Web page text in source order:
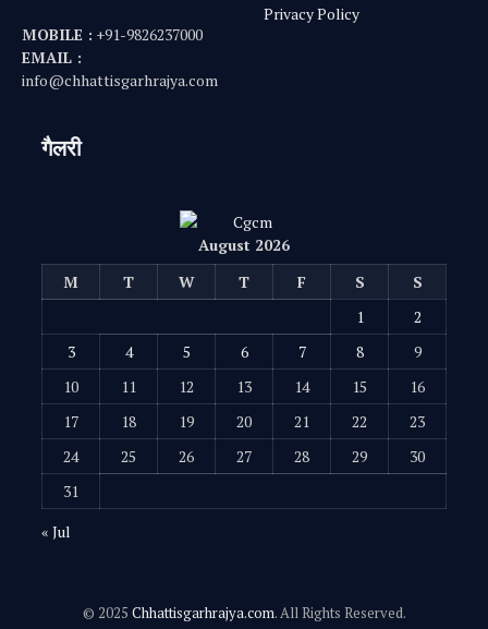
MOBILE : +91-9826237000
EMAIL :
info@chhattisgarhrajya.com
Privacy Policy
गैलरी
August 2026
M
T W T F S
S
1
2
3
4 5 6 7 8
9
10
11 12 13 14 15
16
17
18 19 20 21 22
23
24
25 26 27 28 29
30
31
« Jul
© 2025 Chhattisgarhrajya.com. All Rights Reserved.